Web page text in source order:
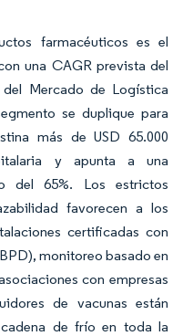
farmacéuticos es el
una CAGR prevista del
Mercado de Logística
se duplique para
más de USD 65.000
y apunta a una
del 65%. Los estrictos
favorecen a los
certificadas con
monitoreo basado en
con empresas
de vacunas están
de frío en toda la